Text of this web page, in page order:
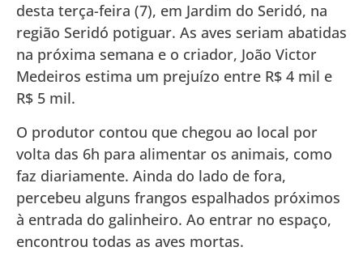
desta terça-feira (7), em Jardim do Seridó, na
região Seridó potiguar. As aves seriam abatidas
na próxima semana e o criador, João Victor
Medeiros estima um prejuízo entre R$ 4 mil e
R$ 5 mil.
O produtor contou que chegou ao local por
volta das 6h para alimentar os animais, como
faz diariamente. Ainda do lado de fora,
percebeu alguns frangos espalhados próximos
à entrada do galinheiro. Ao entrar no espaço,
encontrou todas as aves mortas.